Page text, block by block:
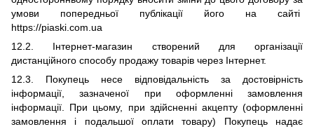
умови попередньої публікації його на сайті
https://piaski.com ua
12 .2. Інтернет-магазин створений для організації
дистанційного способу продажу товарів через Інтернет.
12 .3. Покупець несе відповідальність за достовірність
інформації, зазначеної при оформленні замовлення
інформації. При цьому, при здійсненні акцепту (оформленні
замовлення і подальшої оплати товару) Покупець надає